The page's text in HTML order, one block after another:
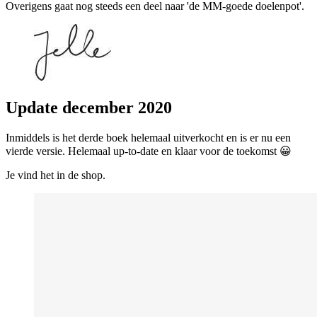
Overigens gaat nog steeds een deel naar 'de MM-goede doelenpot'.
Update december 2020
Inmiddels is het derde boek helemaal uitverkocht en is er nu een
vierde versie. Helemaal up-to-date en klaar voor de toekomst 😀
Je vind het in de shop.